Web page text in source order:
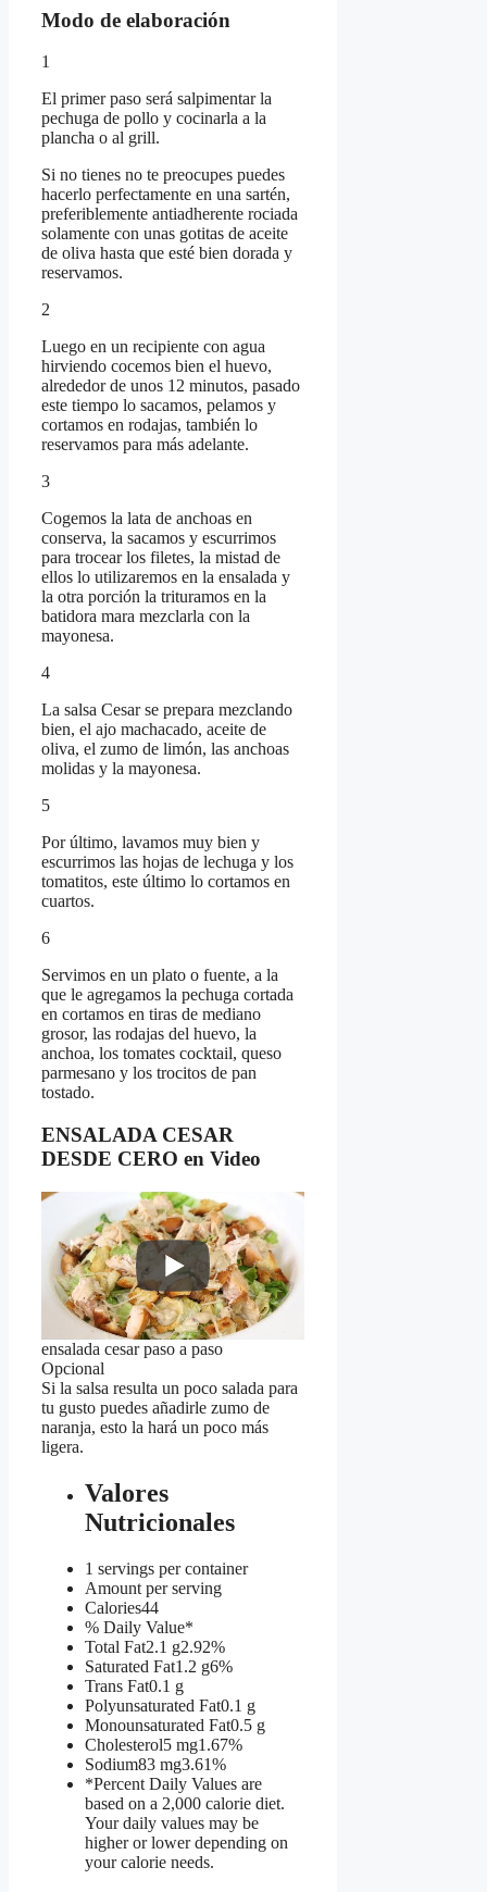
Modo de elaboración
1
El primer paso será salpimentar la
pechuga de pollo y cocinarla a la
plancha o al grill.
Si no tienes no te preocupes puedes
hacerlo perfectamente en una sartén,
preferiblemente antiadherente rociada
solamente con unas gotitas de aceite
de oliva hasta que esté bien dorada y
reservamos.
2
Luego en un recipiente con agua
hirviendo cocemos bien el huevo,
alrededor de unos 12 minutos, pasado
este tiempo lo sacamos, pelamos y
cortamos en rodajas, también lo
reservamos para más adelante.
3
Cogemos la lata de anchoas en
conserva, la sacamos y escurrimos
para trocear los filetes, la mistad de
ellos lo utilizaremos en la ensalada y
la otra porción la trituramos en la
batidora mara mezclarla con la
mayonesa.
4
La salsa Cesar se prepara mezclando
bien, el ajo machacado, aceite de
oliva, el zumo de limón, las anchoas
molidas y la mayonesa.
5
Por último, lavamos muy bien y
escurrimos las hojas de lechuga y los
tomatitos, este último lo cortamos en
cuartos.
6
Servimos en un plato o fuente, a la
que le agregamos la pechuga cortada
en cortamos en tiras de mediano
grosor, las rodajas del huevo, la
anchoa, los tomates cocktail, queso
parmesano y los trocitos de pan
tostado.
ENSALADA CESAR
DESDE CERO en Video
ensalada cesar paso a paso
Opcional
Si la salsa resulta un poco salada para
tu gusto puedes añadirle zumo de
naranja, esto la hará un poco más
ligera.
Valores
Nutricionales
1 servings per container
Amount per serving
Calories44
% Daily Value*
Total Fat2.1 g2.92%
Saturated Fat1.2 g6%
Trans Fat0.1 g
Polyunsaturated Fat0.1 g
Monounsaturated Fat0.5 g
Cholesterol5 mg1.67%
Sodium83 mg3.61%
*Percent Daily Values are
based on a 2,000 calorie diet.
Your daily values may be
higher or lower depending on
your calorie needs.